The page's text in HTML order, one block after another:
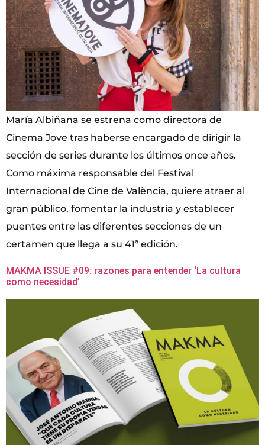
María Albiñana se estrena como directora de
Cinema Jove tras haberse encargado de dirigir la
sección de series durante los últimos once años.
Como máxima responsable del Festival
Internacional de Cine de València, quiere atraer al
gran público, fomentar la industria y establecer
puentes entre las diferentes secciones de un
certamen que llega a su 41ª edición.
MAKMA ISSUE #09: razones para entender ‘La cultura
como necesidad’